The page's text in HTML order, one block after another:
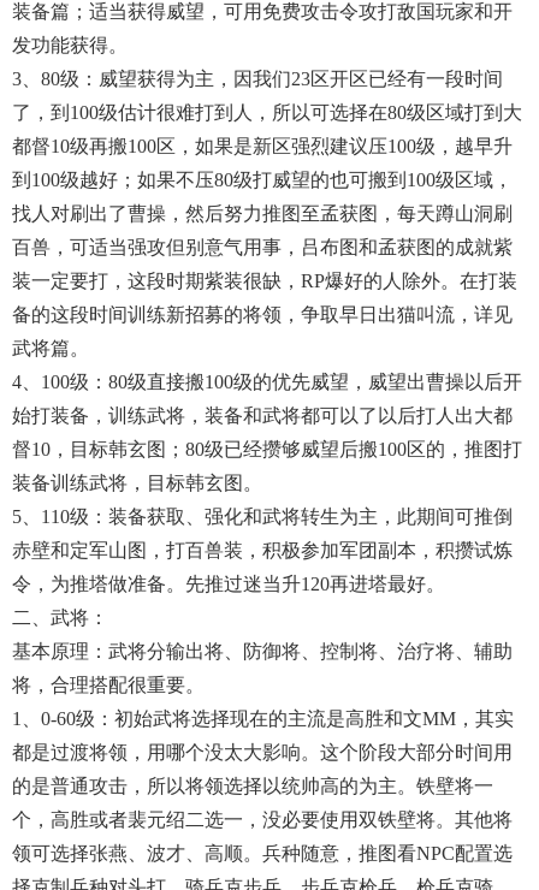
装备篇；适当获得威望，可用免费攻击令攻打敌国玩家和开
发功能获得。
3、80级：威望获得为主，因我们23区开区已经有一段时间
了，到100级估计很难打到人，所以可选择在80级区域打到大
都督10级再搬100区，如果是新区强烈建议压100级，越早升
到100级越好；如果不压80级打威望的也可搬到100级区域，
找人对刷出了曹操，然后努力推图至孟获图，每天蹲山洞刷
百兽，可适当强攻但别意气用事，吕布图和孟获图的成就紫
装一定要打，这段时期紫装很缺，RP爆好的人除外。在打装
备的这段时间训练新招募的将领，争取早日出猫叫流，详见
武将篇。
4、100级：80级直接搬100级的优先威望，威望出曹操以后开
始打装备，训练武将，装备和武将都可以了以后打人出大都
督10，目标韩玄图；80级已经攒够威望后搬100区的，推图打
装备训练武将，目标韩玄图。
5、110级：装备获取、强化和武将转生为主，此期间可推倒
赤壁和定军山图，打百兽装，积极参加军团副本，积攒试炼
令，为推塔做准备。先推过迷当升120再进塔最好。
二、武将：
基本原理：武将分输出将、防御将、控制将、治疗将、辅助
将，合理搭配很重要。
1、0-60级：初始武将选择现在的主流是高胜和文MM，其实
都是过渡将领，用哪个没太大影响。这个阶段大部分时间用
的是普通攻击，所以将领选择以统帅高的为主。铁壁将一
个，高胜或者裴元绍二选一，没必要使用双铁壁将。其他将
领可选择张燕、波才、高顺。兵种随意，推图看NPC配置选